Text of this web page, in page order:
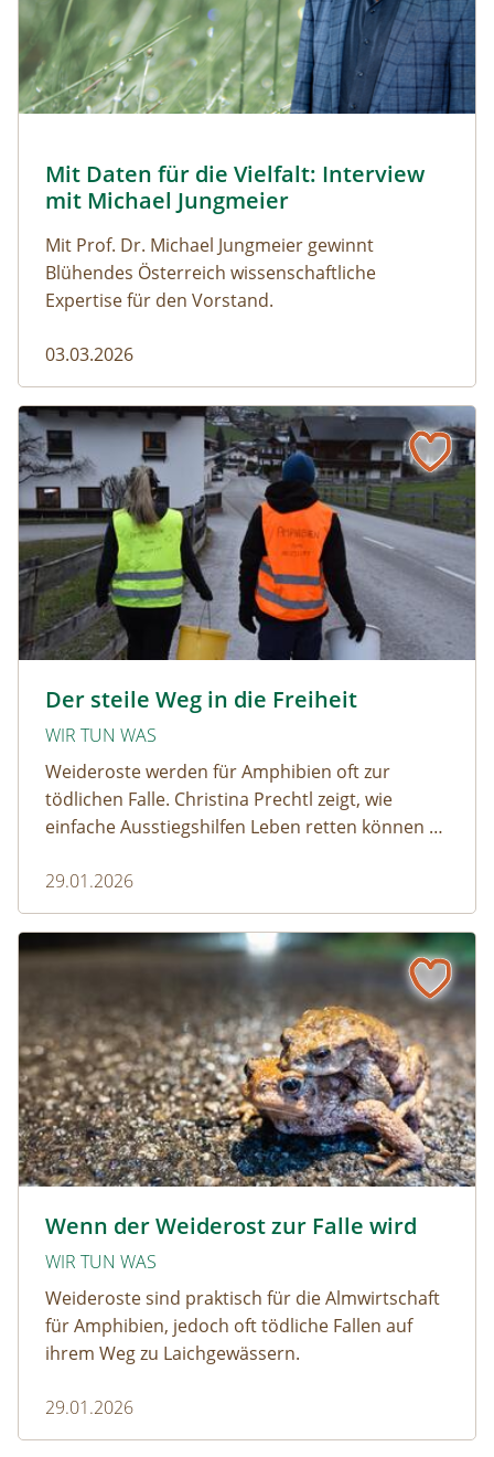
Naturmagazin: Mit Daten für die Vielfalt: Interview mit
Mit Daten für die Vielfalt: Interview
mit Michael Jungmeier
Mit Prof. Dr. Michael Jungmeier gewinnt
Blühendes Österreich wissenschaftliche
Expertise für den Vorstand.
03.03.2026
Der steile Weg in die Freiheit
WIR TUN WAS
Weideroste werden für Amphibien oft zur
tödlichen Falle. Christina Prechtl zeigt, wie
einfache Ausstiegshilfen Leben retten können –
Aufwand.
29.01.2026
Der steile Weg in die Freiheit
Wenn der Weiderost zur Falle wird
WIR TUN WAS
Weideroste sind praktisch für die Almwirtschaft
für Amphibien, jedoch oft tödliche Fallen auf
ihrem Weg zu Laichgewässern.
29.01.2026
Wenn der Weiderost zur Falle wird